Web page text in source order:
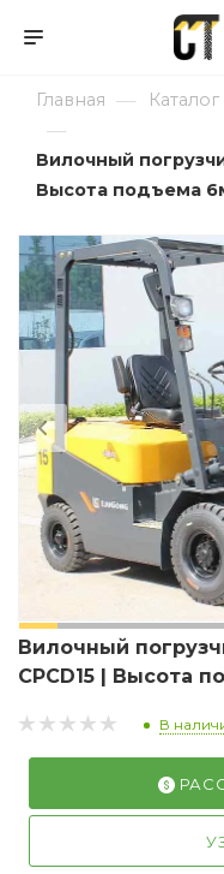
Главная — Каталог
—
Вилочный
Высота подъема
Вилочный
CPCD15 | Высота
В